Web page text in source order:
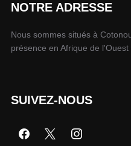
NOTRE ADRESSE
Nous sommes situés à
présence en Afrique de l'Ouest
SUIVEZ-NOUS